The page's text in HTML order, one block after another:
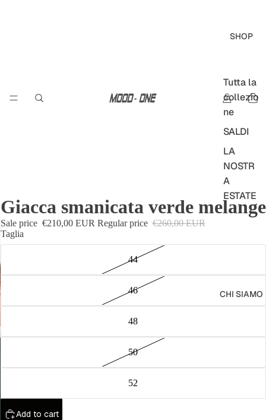
SHOP
Tutta la
collezio
ne
SALDI
LA
NOSTR
A
ESTATE
LOST IN
EVENT
Abiti
Capisp
Pantalo
Camicie
CHI SIAMO
Giacca smanicata verde melange
Sale price €210,00 EUR Regular price €260,00 EUR
Taglia
44
46
48
50
52
Add to cart